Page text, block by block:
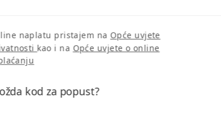
naplatu pristajem na Opće uvjete
kao i na Opće uvjete o online
kod za popust?